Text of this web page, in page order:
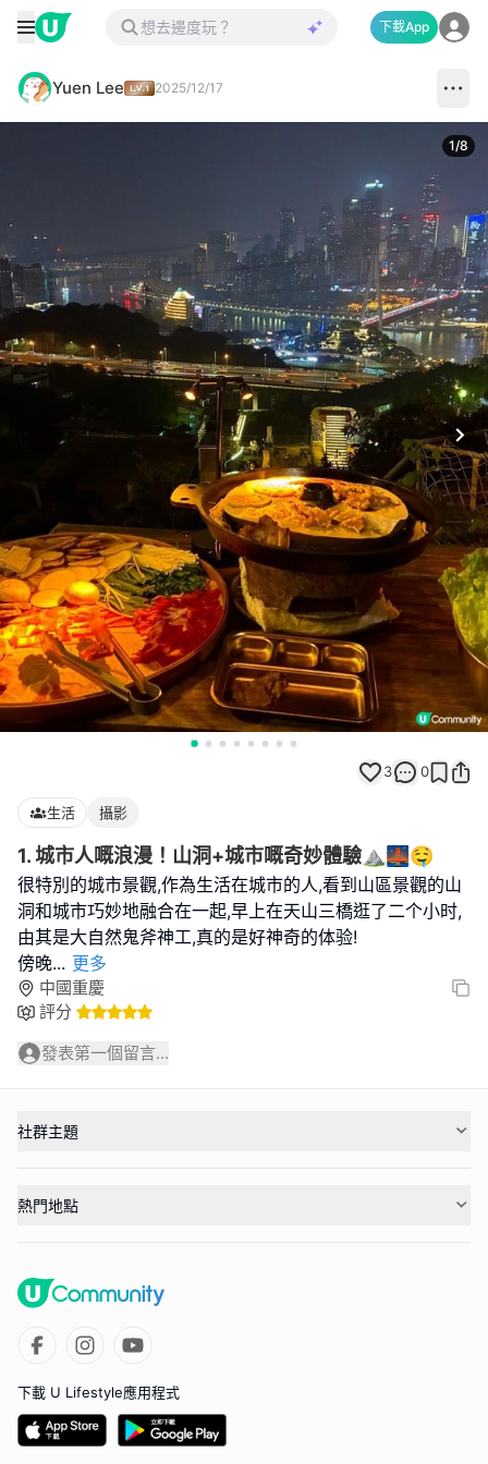
下載App
Yuen Lee 2025/12/17
1/8
3 0
生活 攝影
1. 城市人嘅浪漫！山洞+城市嘅奇妙體驗⛰️🌉🤤
很特別的城市景觀,作為生活在城市的人,看到山區景觀的山
洞和城市巧妙地融合在一起,早上在天山三橋逛了二个小时,
由其是大自然鬼斧神工,真的是好神奇的体验!
傍晚... 更多
中國重慶
評分
發表第一個留言...
社群主題
熱門地點
下載 U Lifestyle應用程式